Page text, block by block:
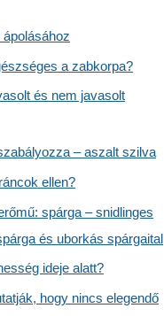
a zabkorpa?
és nem javasolt
– aszalt szilva
ellen?
spárga – snidlinges
és uborkás spárgaital
ideje alatt?
hogy nincs elegendő